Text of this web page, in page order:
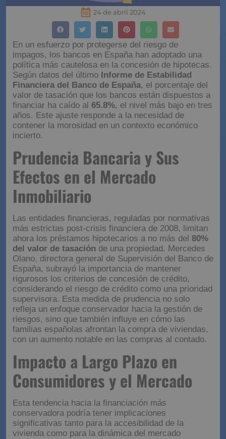
24 de abril 2024
En un esfuerzo por protegerse del riesgo de
impagos, los bancos en España han adoptado una
política más cautelosa en la concesión de hipotecas.
Según datos del último Informe de Estabilidad
Financiera del Banco de España, el porcentaje del
valor de tasación que los bancos están dispuestos a
financiar ha caído al 65.8%, el nivel más bajo en tres
años. Este ajuste responde a la necesidad de
contener la morosidad en un contexto económico
incierto.
Prudencia Bancaria y Sus
Efectos en el Mercado
Inmobiliario
Las entidades financieras, reguladas por normativas
más estrictas post-crisis financiera de 2008, limitan
ahora los préstamos hipotecarios a no más del 80%
del valor de tasación de una propiedad. Mercedes
Olano, directora general de Supervisión del Banco de
España, subrayó la importancia de mantener
rigurosos los criterios de concesión de crédito,
considerando el riesgo de crédito como una prioridad
supervisora. Esta medida de prudencia no solo
refleja un enfoque conservador hacia la gestión de
riesgos, sino que también influye en cómo las
familias españolas afrontan la compra de viviendas,
con un aumento notable en las compras al contado.
Impacto a Largo Plazo en
Consumidores y el Mercado
Esta tendencia hacia la financiación más
conservadora podría tener implicaciones
significativas tanto para la accesibilidad de la
vivienda como para la dinámica del mercado